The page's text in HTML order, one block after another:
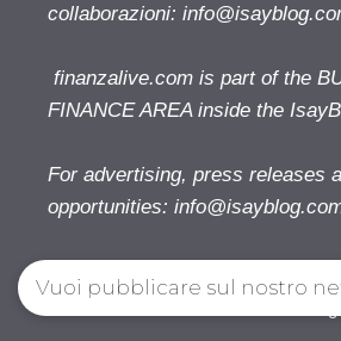
collaborazioni:
finanzalive.com is part of the
FINANCE AREA inside the
For advertising, press releases
opportunities:
Finanzalive.com © 2026. All
Vuoi pubblicare sul nostro